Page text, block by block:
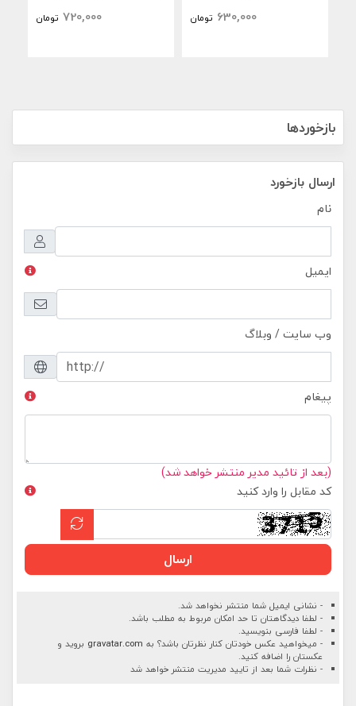
iPad Air 11 inch 2026 M4
630,000 تومان
iPad Air 13 inch 2026 M4
720,000 تومان
بازخوردها
ارسال بازخورد
نام
ایمیل
وب سایت / وبلاگ
پیغام
(بعد از تائید مدیر منتشر خواهد شد)
کد مقابل را وارد کنید
ارسال
- نشانی ایمیل شما منتشر نخواهد شد.
- لطفا دیدگاهتان تا حد امکان مربوط به مطلب باشد.
- لطفا فارسی بنویسید.
- میخواهید عکس خودتان کنار نظرتان باشد؟ به gravatar.com بروید و
عکستان را اضافه کنید.
- نظرات شما بعد از تایید مدیریت منتشر خواهد شد